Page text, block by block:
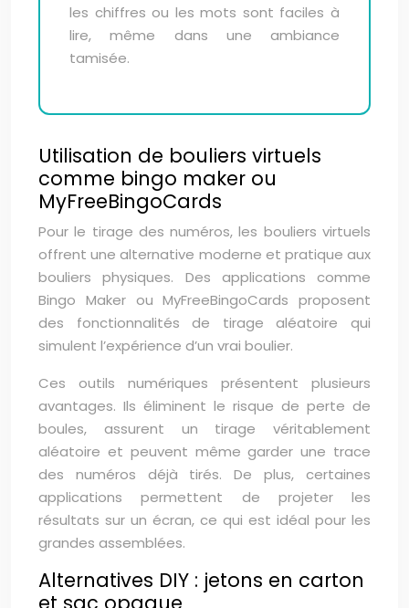
les chiffres ou les mots sont faciles à
lire, même dans une ambiance
tamisée.
Utilisation de bouliers virtuels
comme bingo maker ou
MyFreeBingoCards
Pour le tirage des numéros, les bouliers virtuels
offrent une alternative moderne et pratique aux
bouliers physiques. Des applications comme
Bingo Maker ou MyFreeBingoCards proposent
des fonctionnalités de tirage aléatoire qui
simulent l’expérience d’un vrai boulier.
Ces outils numériques présentent plusieurs
avantages. Ils éliminent le risque de perte de
boules, assurent un tirage véritablement
aléatoire et peuvent même garder une trace
des numéros déjà tirés. De plus, certaines
applications permettent de projeter les
résultats sur un écran, ce qui est idéal pour les
grandes assemblées.
Alternatives DIY : jetons en carton